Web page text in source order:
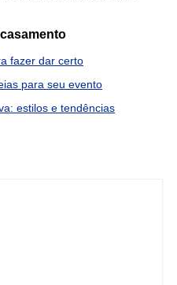
fazer dar certo
para seu evento
estilos e tendências